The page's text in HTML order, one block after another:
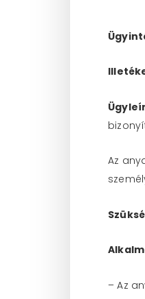
Az
– Az